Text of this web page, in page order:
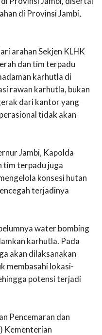
di Provinsi Jambi,
arahan Sekjen KLHK
dan tim terpadu
karhutla di
rawan karhutla, bukan
dari kantor yang
tidak akan
Jambi, Kapolda
tim terpadu juga
konsesi hutan
terjadinya
water bombing
karhutla. Pada
akan dilaksanakan
membasahi lokasi-
potensi terjadi
Pencemaran dan
Kementerian